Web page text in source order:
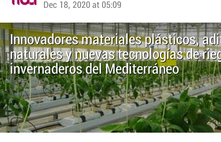
Dec 18, 2020 at 05:09
Innovadores materiales plásticos,
naturales y nuevas tecnologías de
invernaderos del Mediterráneo